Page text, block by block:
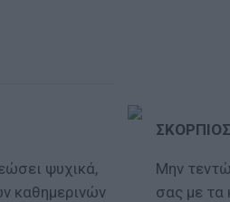
ψυχικά,
καθημερινών
ΣΚΟΡΠΙΟΣ
Μην
σας με τα